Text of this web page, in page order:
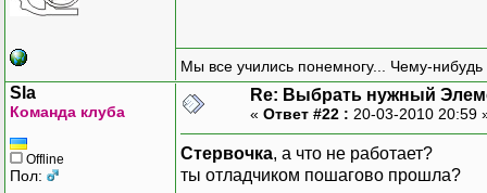
Мы все учились понемногу... Чему-нибудь
Sla
Команда клуба
Offline
Пол:
Re: Выбрать нужный
« Ответ #22 : 20-03-2010 20:59
Стервочка, а что не работает?
ты отладчиком пошагово прошла?